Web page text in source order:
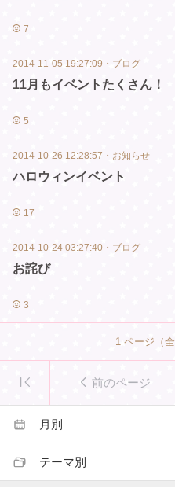
7
2014-11-05 19:27:09 ・ ブログ
11月もイベントたくさん！
5
2014-10-26 12:28:57 ・ お知らせ
ハロウィンイベント
17
2014-10-24 03:27:40 ・ ブログ
お詫び
3
1ページ（全
前のページ
月別
テーマ別